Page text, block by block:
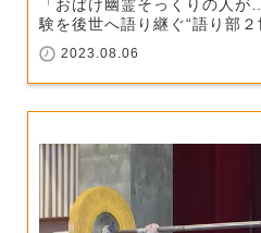
「おばけ幽霊そっくりの人
験を後世へ語り継ぐ“語り部２
2023.08.06